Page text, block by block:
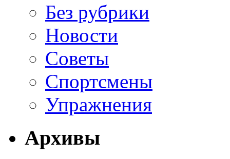
Без рубрики
Новости
Советы
Спортсмены
Упражнения
Архивы